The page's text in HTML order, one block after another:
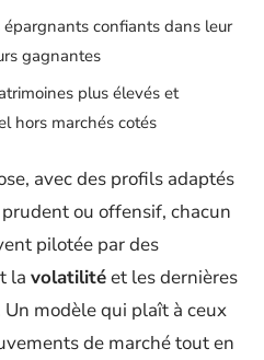
confiants dans leur
gagnantes
plus élevés et
hors marchés cotés
avec des profils adaptés
ou offensif, chacun
pilotée par des
la volatilitéet les dernières
modèle qui plaît à ceux
de marché tout en